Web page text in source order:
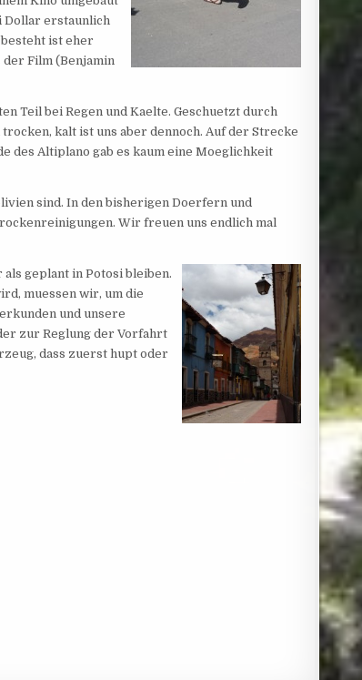
Dollar erstaunlich
ist eher
Film (Benjamin
Teil bei Regen und Kaelte. Geschuetzt durch
kalt ist uns aber dennoch. Auf der Strecke
des Altiplano gab es kaum eine Moeglichkeit
sind. In den bisherigen Doerfern und
Wir freuen uns endlich mal
geplant in Potosi bleiben.
muessen wir, um die
und unsere
zur Reglung der Vorfahrt
dass zuerst hupt oder